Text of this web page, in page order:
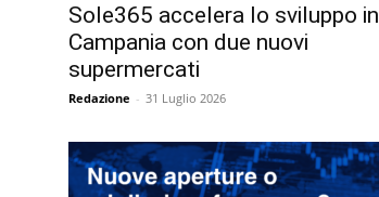
Sole365 accelera lo sviluppo in
Campania con due nuovi
supermercati
Redazione - 31 Luglio 2026